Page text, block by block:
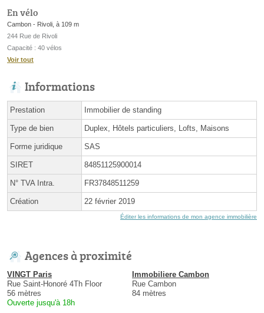
En vélo
Cambon - Rivoli, à 109 m
244 Rue de Rivoli
Capacité : 40 vélos
Voir tout
Informations
Prestation Immobilier de standing
Type de bien Duplex, Hôtels particuliers, Lofts, Maisons
Forme juridique SAS
SIRET 84851125900014
N° TVA Intra. FR37848511259
Création 22 février 2019
Éditer les informations de mon agence immobilière
Agences à proximité
VINGT Paris
Rue Saint-Honoré 4Th Floor
56 mètres
Ouverte jusqu'à 18h
Immobiliere Cambon
Rue Cambon
84 mètres